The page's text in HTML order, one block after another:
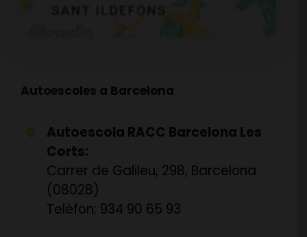
Autoescoles a Barcelona
Autoescola RACC Barcelona Les
Corts:
Carrer de Galileu, 298, Barcelona
(08028)
Telèfon: 934 90 65 93